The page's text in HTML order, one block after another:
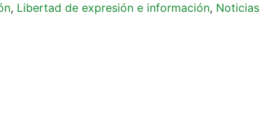
, Libertad de expresión e información, Noticias